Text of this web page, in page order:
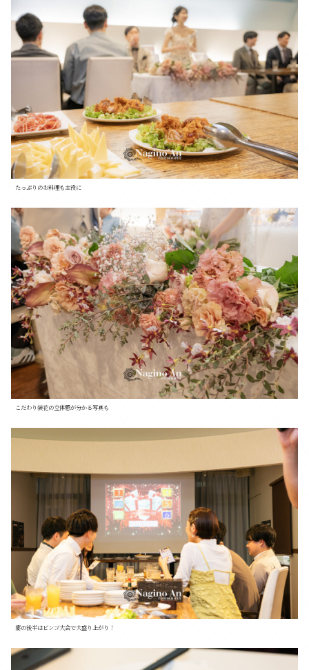
たっぷりのお料理も主役に
こだわり装花の立体感が分かる写真も
宴の後半はビンゴ大会で大盛り上がり！